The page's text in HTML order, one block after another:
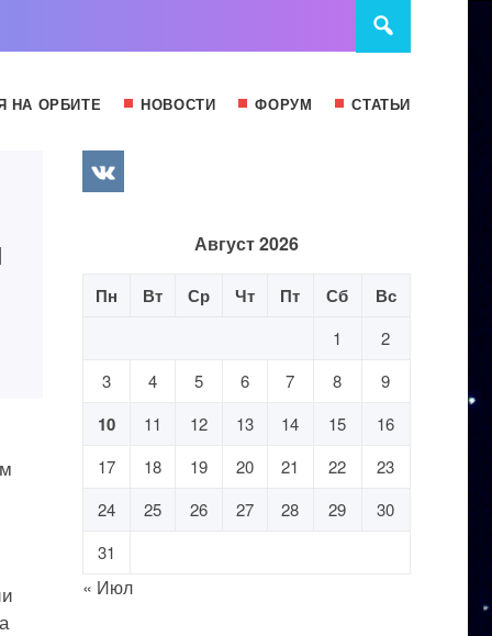
НА ОРБИТЕ НОВОСТИ ФОРУМ СТАТЬИ
Август 2026
Пн Вт Ср Чт Пт Сб Вс
1
2
3
4 5 6 7 8 9
10 11 12 13 14 15
16
17
18 19 20 21 22
23
24
25 26 27 28 29
30
31
« Июл